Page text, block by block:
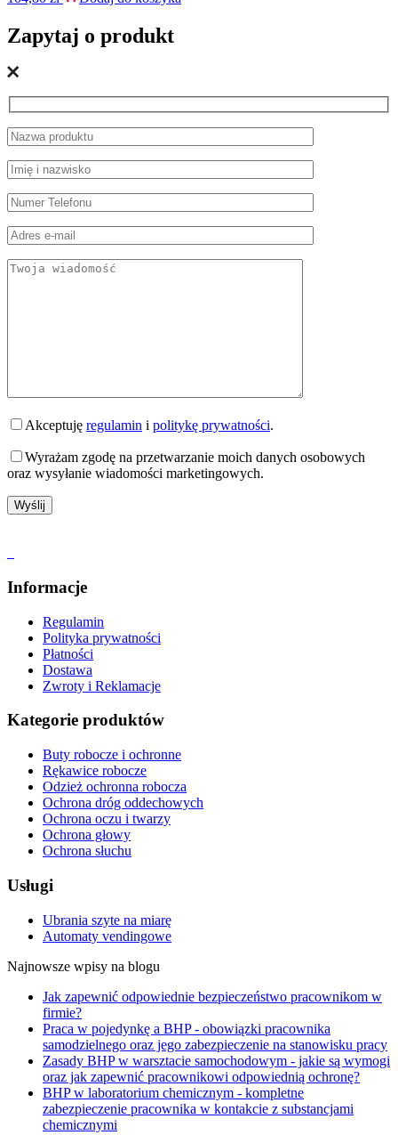
Zapytaj o produkt
Akceptuję regulamin i politykę prywatności.
Wyrażam zgodę na przetwarzanie moich danych osobowych
oraz wysyłanie wiadomości marketingowych.
Informacje
Regulamin
Polityka prywatności
Płatności
Dostawa
Zwroty i Reklamacje
Kategorie produktów
Buty robocze i ochronne
Rękawice robocze
Odzież ochronna robocza
Ochrona dróg oddechowych
Ochrona oczu i twarzy
Ochrona głowy
Ochrona słuchu
Usługi
Ubrania szyte na miarę
Automaty vendingowe
Najnowsze wpisy na blogu
Jak zapewnić odpowiednie bezpieczeństwo pracownikom w
firmie?
Praca w pojedynkę a BHP - obowiązki pracownika
samodzielnego oraz jego zabezpieczenie na stanowisku pracy
Zasady BHP w warsztacie samochodowym - jakie są wymogi
oraz jak zapewnić pracownikowi odpowiednią ochronę?
BHP w laboratorium chemicznym - kompletne
zabezpieczenie pracownika w kontakcie z substancjami
chemicznymi